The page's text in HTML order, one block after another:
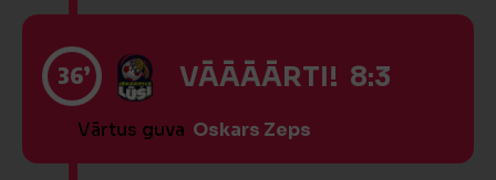
36’ VĀĀĀĀRTI! 8:3
Vārtus guva Oskars Zeps